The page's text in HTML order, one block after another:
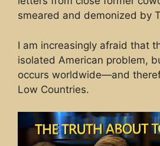
smeared and demonized by
I am increasingly afraid that
isolated American problem,
occurs worldwide—and
Low Countries.